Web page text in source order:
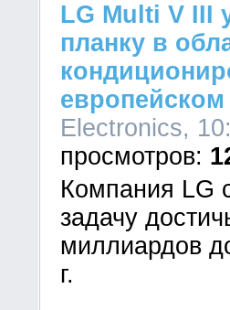
LG Multi V III
планку в
Electronics,
Компания LG
задачу
миллиардов
г.